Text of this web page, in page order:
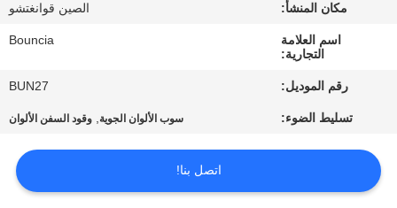
المعمل
مراقبة
الجودة
اتصل
بنا
مكان المنشأ: الصين قوانغتشو
اسم العلامة
التجارية:
Bouncia
رقم الموديل: BUN27
تسليط الضوء: سوب الألوان الجوية, وقود السفن الألوان
اتصل بنا!